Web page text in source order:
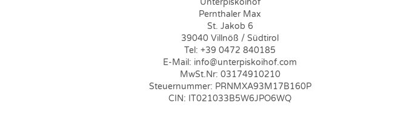
Unterpiskoihof
Pernthaler Max
St. Jakob 6
39040 Villnöß / Südtirol
Tel: +39 0472 840185
E-Mail: info@unterpiskoihof.com
MwSt.Nr: 03174910210
Steuernummer: PRNMXA93M17B160P
CIN: IT021033B5W6JPO6WQ